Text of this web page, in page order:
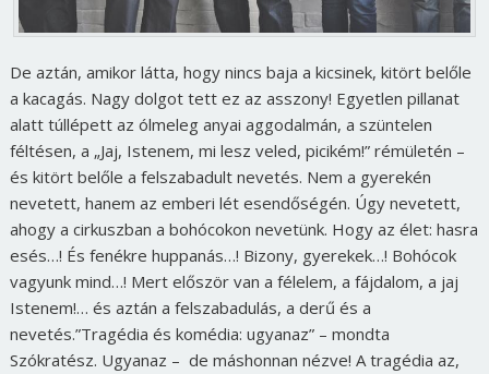
De aztán, amikor látta, hogy nincs baja a kicsinek, kitört belőle
a kacagás. Nagy dolgot tett ez az asszony! Egyetlen pillanat
alatt túllépett az ólmeleg anyai aggodalmán, a szüntelen
féltésen, a „Jaj, Istenem, mi lesz veled, picikém!” rémületén –
és kitört belőle a felszabadult nevetés. Nem a gyerekén
nevetett, hanem az emberi lét esendőségén. Úgy nevetett,
ahogy a cirkuszban a bohócokon nevetünk. Hogy az élet: hasra
esés…! És fenékre huppanás…! Bizony, gyerekek…! Bohócok
vagyunk mind…! Mert először van a félelem, a fájdalom, a jaj
Istenem!… és aztán a felszabadulás, a derű és a
nevetés.”Tragédia és komédia: ugyanaz” – mondta
Szókratész. Ugyanaz – de máshonnan nézve! A tragédia az,